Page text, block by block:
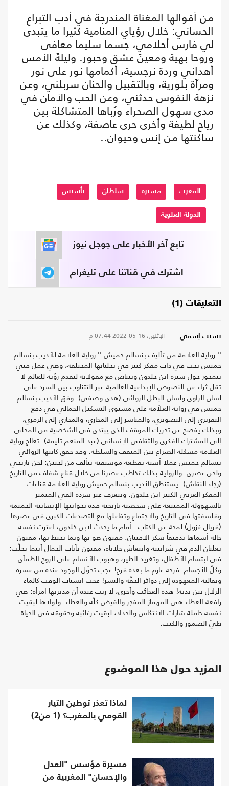
من أقوالها المغناة المندرجة في أدب التبراع
الحساني: خلال رؤياي المنامية كثيرا ما يتبدى
لي فارس أحلامي، جسما سليما معافى
وروحا بهية ومعينَ عشق وحبور. وليلةَ الأمس
أهداني وردة نرجسية، أكمامها نور على نور
ومرآةً بلورية، وبالتقبيل والحنان سربلني، وعن
نزهة النفوس حدثني، وعن الحب والأمان في
مدى سهول الصحراء ورُباها المتشاكلة بين
رياح لطيفة وأخرى حرى عاصفة، وكذلك عن
ساكنتها من إنس وحيوان..
المغرب مسيرة سلطان تأسيس
الدولة العلوية
تابع آخر الأخبار على جوجل نيوز
اشترك في قناتنا على تليغرام
التعليقات (1)
نسيت إسمي الإثنين، 16-05-2022 07:44 م
'' رواية العلامة من تأليف بنسالم حميش '' رواية العلامة للأديب بنسالم
حميش بحث في ذات مفكر كبير في تجلياتها المختلفة، وهي عمل فني
يتمحور حول سيرة ابن خلدون ويتناص مع مقولاته ليقدم رؤية للعالم لا
تقل ثراء عن النصوص الإبداعية العالمية عبر التتناوب بين السرد على
لسان الراوي ولسان البطل الروائي (هدى وصفي). وفق الأديب بنسالم
حميش في رواية العلاّمة على مستوى التشكيل الجمالي في دفع
التقريري إلى التصويري، والمباشر إلى المجازي، والمجازي إلى الرمزي،
وبذلك يفصح عن تحريك الموقف الذي يبتدى في الشخصية من المحلي
إلى المشترك الفكري والثقافي الإنساني (عبد المنعم تليمة). تعالج رواية
العلامة مشكلة الصراع بين المثقف والسلطة. وقد حقق كاتبها الروائي
بنسالم حميش عملا أشبه بقطعة موسيقية تتألف من لحنين: لحن تاريخي
ولحن عصري. والرواية بذلك تخاطب عصرنا من خلال قناع شفاف من التاريخ
(رجاء النقاش). يستنطق الأديب بنسالم حميش رواية العلامة قناعات
المفكر العربي الكبير ابن خلدون. ونتعرف عبر سرده الفي المتميز
بالسهوولة الممتنعة على شخصية تاريخية فذة بجوانبها الإنسانية الحميمة
وفلسفتها في التاريخ والاجتماع وتفاعلها مع التصدعات الكبرى في عصرها
(فريال غزول) لمحة عن الكتاب : أمام ما يحدث لابن خلدون، اعترت نفسه
حالة أسماها تدقيقاً سكر الافتتان. مفتون هو بها وبما يحيط بها، مفتون
بغليان الدم في شرايينه وانتعاش خلاياه، مفتون بآيات الجمال أينما تجلّت:
في ابتسام الأطفال، وتغريد الطير، وهبوب الأنسام على الروح الظمأى
وكلّ الأجسام. فرحه عارم ما بعده فرح! عجب تحوّل الوجود عنده من عسره
وثقالته المعهودة إلى دوائر الخفّة واليسر! عجب انسياب الوقت كالماء
الزلال بين يديه! هذه العجائب وأخرى، لا ريب عنده أن مديرتها امرأة: هي
رافعة العطاء هي المهماز المفجر والفيض كلّه والعطاء. ولولاها لبقيت
نفسه حاملة شارات الانتكاس والحداد، لبقيت رغائبه وحقوقه في الحياة
طيّ الضمور والكبت.
المزيد حول هذا الموضوع
لماذا تعذر توطين التيار
القومي بالمغرب؟ (1 من2)
مسيرة مؤسس "العدل
والإحسان" المغربية من